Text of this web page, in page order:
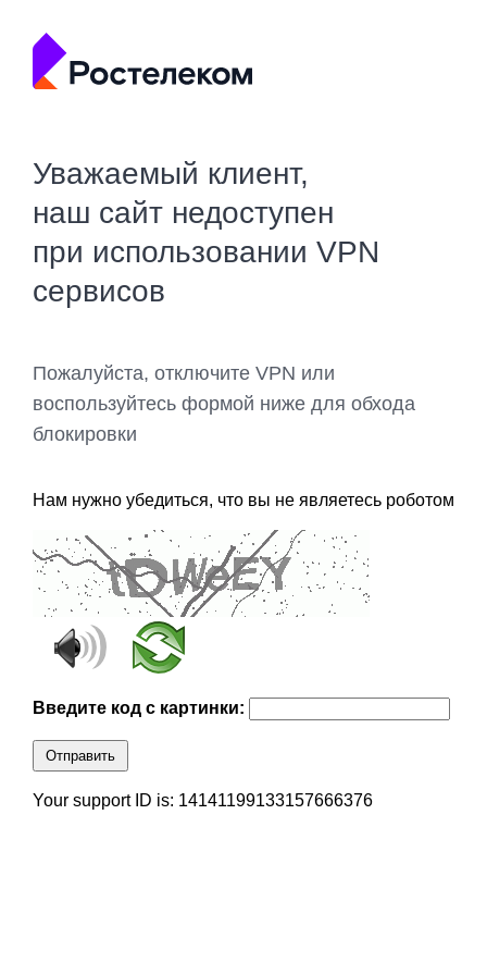
Уважаемый клиент,
наш сайт недоступен
при использовании VPN
сервисов
Пожалуйста, отключите VPN или
воспользуйтесь формой ниже для обхода
блокировки
Нам нужно убедиться, что вы не являетесь роботом
Введите код с картинки:
Отправить
Your support ID is: 14141199133157666376